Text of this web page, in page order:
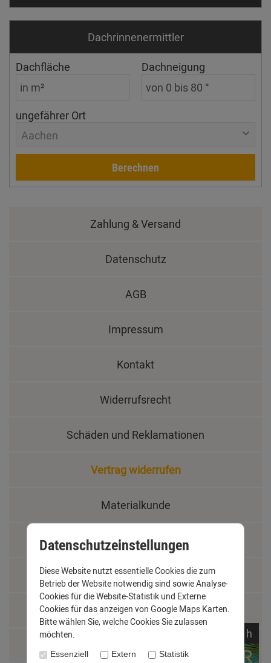
Dachrinnen­ermittler
Dachfläche Dachneigung
ungefährer Ort
Aachen
Berechnen
Zahlung & Versand
Datenschutz
AGB
Impressum
Kontakt
Widerrufsrecht
Schäden und Reklamationen
Vertrag widerrufen
Materialkunde
Fachbegriffe
Jobs
Montage und Installationshilfen
h
Datenschutzeinstellungen
Diese Website nutzt essentielle Cookies die zum
Betrieb der Website notwendig sind sowie Analyse-
Cookies für die Website-Statistik und Externe
Cookies für das anzeigen von Google Maps Karten.
Bitte wählen Sie, welche Cookies Sie zulassen
möchten.
Essenziell Extern Statistik